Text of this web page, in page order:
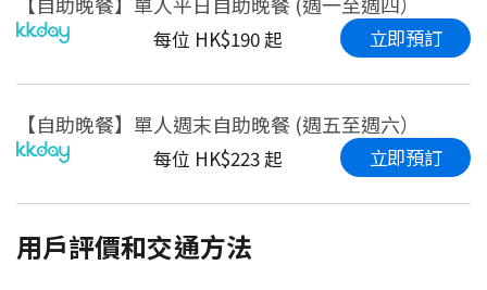
每位 HK$190 起 立即預訂
【自助晚餐】單人週末自助晚餐 (週五至週六）
每位 HK$223 起 立即預訂
用戶評價和交通方法